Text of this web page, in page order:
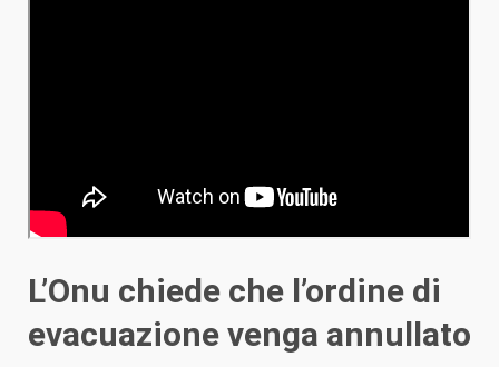
L’Onu chiede che l’ordine di
evacuazione venga annullato